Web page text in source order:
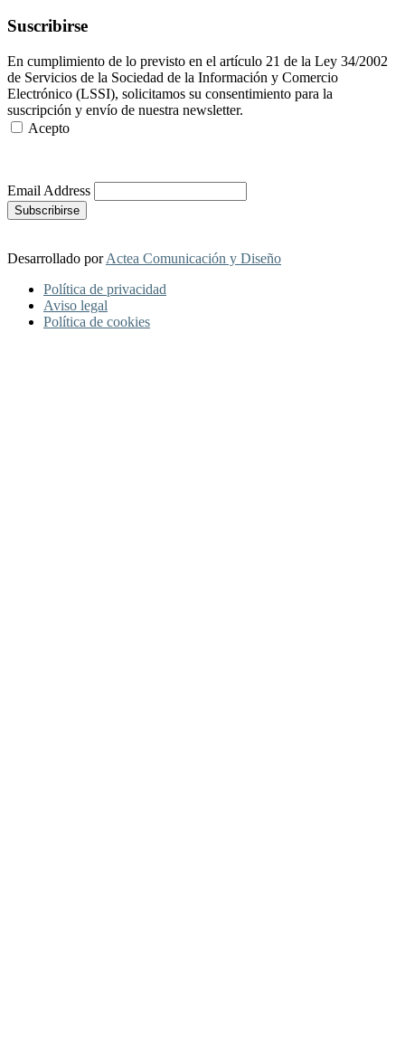
Suscribirse
En cumplimiento de lo previsto en el artículo 21 de la Ley 34/2002
de Servicios de la Sociedad de la Información y Comercio
Electrónico (LSSI), solicitamos su consentimiento para la
suscripción y envío de nuestra newsletter.
Acepto
Email Address
Desarrollado porActea Comunicación y Diseño
Política de privacidad
Aviso legal
Política de cookies